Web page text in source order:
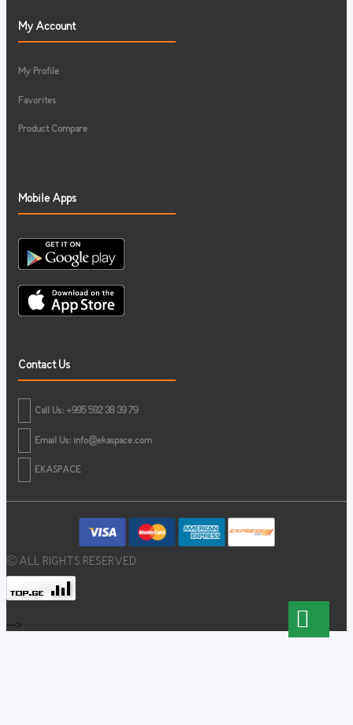
My Account
My Profile
Favorites
Product Compare
Mobile Apps
Contact Us
Call Us: +995 592 38 39 79
Email Us: info@ekaspace.com
EKASPACE
© ALL RIGHTS RESERVED
-->